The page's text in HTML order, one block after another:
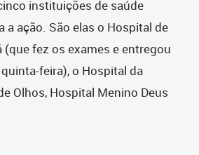
instituições de saúde
a ação. São elas o Hospital de
(que fez os exames e entregou
feira), o Hospital da
Olhos, Hospital Menino Deus